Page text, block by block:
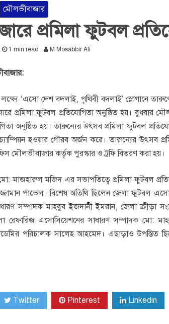
মৌলভীবাজার
প্রমিলা ফুটবল
1 min read M Mosabbir Ali
:
‘এসো দেশ বদলাই, পৃথিবী বদলাই’ স্লোগানে
প্রমিলা ফুটবল প্রতিযোগিতা অনুষ্ঠিত হয়। বুধবার
অনুষ্ঠিত হয়। তারুন্যের উৎসব প্রমিলা ফুটবল
হওয়ার গৌরব অর্জন করে। তারুন্যের উৎসব
মৌলভীবাজার কর্তৃক পুরস্কার ও ট্রফি বিতরণ করা হয়।
মাজহারুল মজিদ এর সভাপতিত্বে প্রমিলা ফুটবল
পাভেল। বিশেষ অতিথি ছিলেন জেলা ফুটবল
সম্পাদক মাহবুব ইজদানী ইমরান, জেলা
এসোসিয়েশনের সাধারণ সম্পাদক মো:
পরিচালক সালেহ আহমেদ। এছাড়াও উপস্তিত
Twitter Pinterest Linkedin